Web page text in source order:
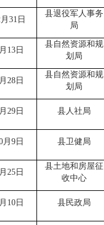
月 31 日
县退役军人事务
局
13日
县自然资源和规
划局
28日
县自然资源和规
划局
29日 县人社局
月 9日 县卫健局
25日
县土地和房屋征
收中心
10日 县民政局